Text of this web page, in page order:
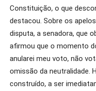
Constituição, o que
destacou. Sobre os
disputa, a senadora, que
afirmou que o momento
anularei meu voto, não
omissão da neutralidade.
construído, a ser